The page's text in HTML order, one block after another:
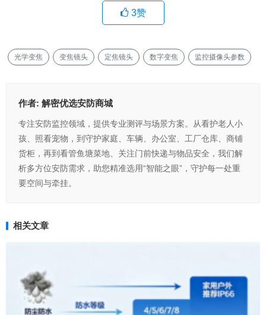
3赞
光学变焦 变焦镜头 定焦镜头 数字变焦 监控摄像头参数
作者: 解密优选安防商城
专注安防监控领域，提供专业测评与场景方案。从看护老人小
孩、照看宠物，到守护家庭、车辆、办公室、工厂仓库、商铺
货柜，再到看管鱼塘菜地、关注门前快递与物品安全，我们解
析多方位安防需求，助您精准选用“智能之眼”，守护每一处重
要空间与牵挂。
相关文章